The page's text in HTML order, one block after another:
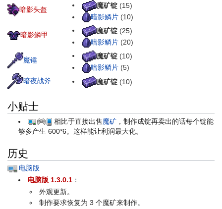
暗影头盔
魔矿锭 (15)
暗影鳞片 (10)
暗影鳞甲
魔矿锭 (25)
暗影鳞片 (20)
魔锤
魔矿锭 (10)
暗影鳞片 (5)
暗夜战斧
魔矿锭 (10)
小贴士
相比于直接出售魔矿 ，制作成锭再卖出的话每个锭能
够多产生600*6。这样能让利润最大化。
历史
电脑版
电脑版 1.3.0.1 ：
外观更新。
制作要求恢复为 3 个魔矿来制作。